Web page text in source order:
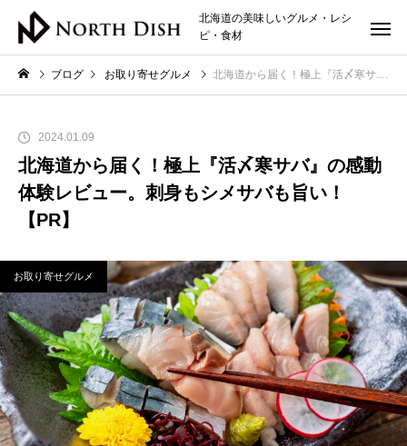
北海道の美味しいグルメ・レシ
ピ・食材
ブログ お取り寄せグルメ 北海道から届く！極上『活〆寒サバ』の感動体験レビュー。刺身もシメサバも旨い！【PR】
2024.01.09
北海道から届く！極上『活〆寒サバ』の感動
体験レビュー。刺身もシメサバも旨い！
【PR】
お取り寄せグルメ